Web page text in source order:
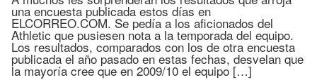
una encuesta publicada estos días en
ELCORREO.COM. Se pedía a los aficionados del
Athletic que pusiesen nota a la temporada del equipo.
Los resultados, comparados con los de otra encuesta
publicada el año pasado en estas fechas, desvelan que
la mayoría cree que en 2009/10 el equipo […]